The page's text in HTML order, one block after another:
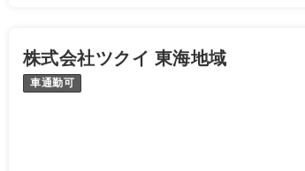
株式会社ツクイ 東海地域
車通勤可